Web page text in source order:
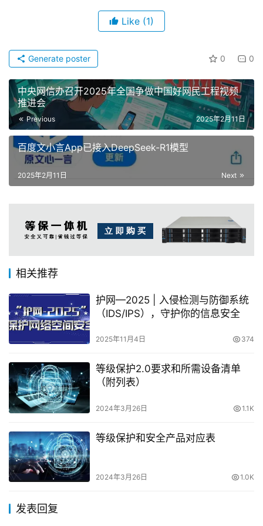
Like (1)
0 0
Generate poster
中央网信办召开2025年全国争做中国好网民工程视频
推进会
Previous 2025年2月11日
百度文小言App已接入DeepSeek-R1模型
Next
2025年2月11日
相关推荐
护网—2025 | 入侵检测与防御系统
（IDS/IPS），守护你的信息安全
2025年11月4日 374
等级保护2.0要求和所需设备清单
（附列表）
2024年3月26日 1.1K
等级保护和安全产品对应表
2024年3月26日 1.0K
发表回复